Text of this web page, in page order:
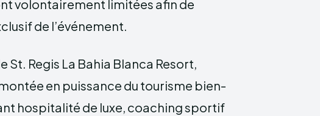
volontairement limitées afin de
de l’événement.
St. Regis La Bahia Blanca Resort,
en puissance du tourisme bien-
hospitalité de luxe, coaching sportif